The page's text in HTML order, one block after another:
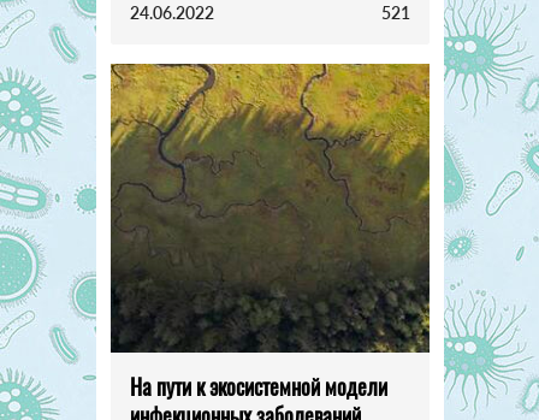
24.06.2022 521
На пути к экосистемной модели